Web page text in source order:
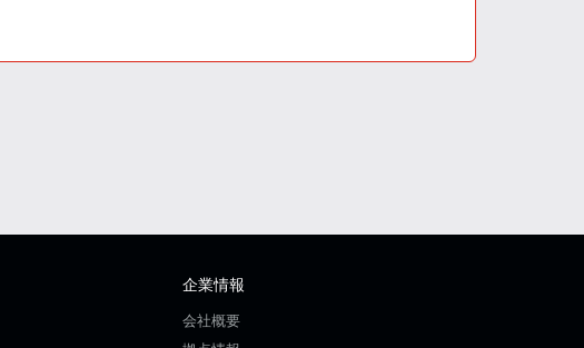
企業情報
会社概要